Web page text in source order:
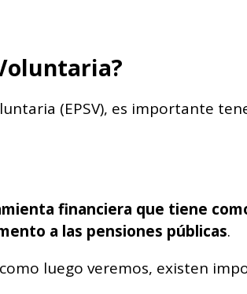
(EPSV), es importante
financiera que tiene
a las pensiones públicas.
luego veremos, existen